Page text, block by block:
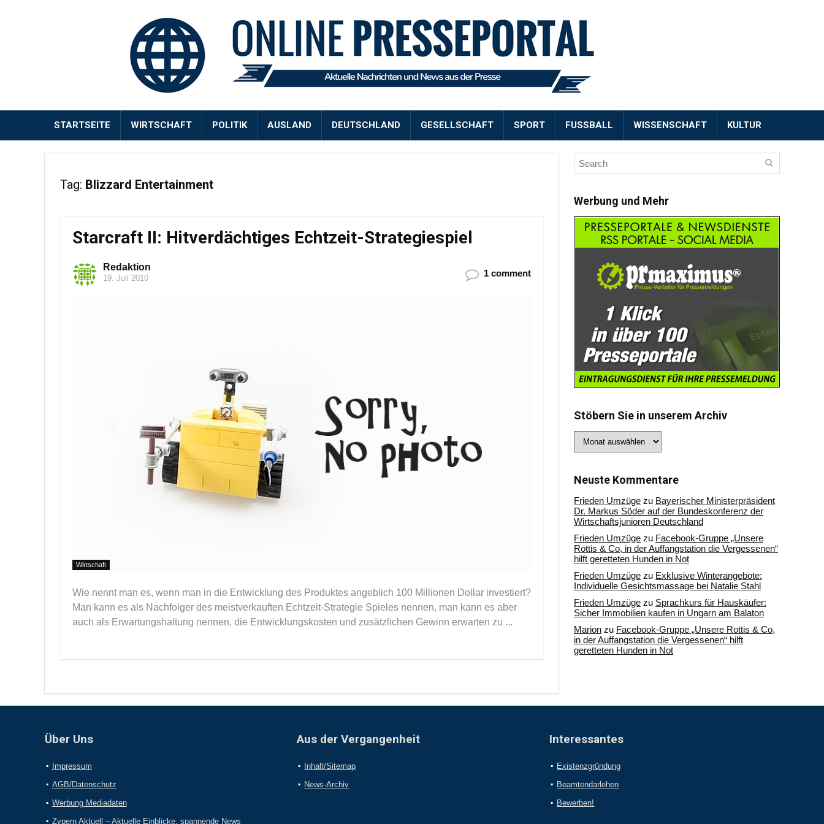
STARTSEITE WIRTSCHAFT POLITIK AUSLAND DEUTSCHLAND GESELLSCHAFT SPORT FUSSBALL WISSENSCHAFT KULTUR
Tag: Blizzard Entertainment
Starcraft II: Hitverdächtiges Echtzeit-Strategiespiel
Redaktion
19. Juli 2010 1 comment
Wirtschaft
Wie nennt man es, wenn man in die Entwicklung des Produktes angeblich 100 Millionen Dollar investiert?
Man kann es als Nachfolger des meistverkauften Echtzeit-Strategie Spieles nennen, man kann es aber
auch als Erwartungshaltung nennen, die Entwicklungskosten und zusätzlichen Gewinn erwarten zu ...
Werbung und Mehr
Stöbern Sie in unserem Archiv
Sie
Archiv
Neuste Kommentare
Frieden Umzüge zu Bayerischer Ministerpräsident
Dr. Markus Söder auf der Bundeskonferenz der
Wirtschaftsjunioren Deutschland
Frieden Umzüge zu Facebook-Gruppe „Unsere
Rottis & Co, in der Auffangstation die Vergessenen“
hilft geretteten Hunden in Not
Frieden Umzüge zu Exklusive Winterangebote:
Individuelle Gesichtsmassage bei Natalie Stahl
Frieden Umzüge zu Sprachkurs für Hauskäufer:
Sicher Immobilien kaufen in Ungarn am Balaton
Marion zu Facebook-Gruppe „Unsere Rottis & Co,
in der Auffangstation die Vergessenen“ hilft
geretteten Hunden in Not
Über Uns
Impressum
AGB/Datenschutz
Werbung Mediadaten
Zypern Aktuell – Aktuelle Einblicke, spannende News
Aus der Vergangenheit
Inhalt/Sitemap
News-Archiv
Interessantes
Existenzgründung
Beamtendarlehen
Bewerben!